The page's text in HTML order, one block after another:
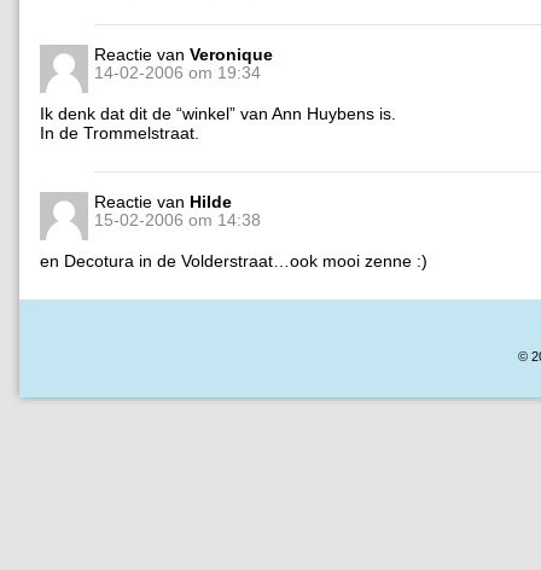
Reactie van Veronique
14-02-2006 om 19:34
Ik denk dat dit de “winkel” van Ann Huybens is.
In de Trommelstraat.
Reactie van Hilde
15-02-2006 om 14:38
en Decotura in de Volderstraat…ook mooi zenne :)
©